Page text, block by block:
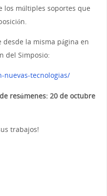
los múltiples soportes que
la misma página en
del Simposio:
nuevas-tecnologias/
resúmenes: 20 de octubre
trabajos!